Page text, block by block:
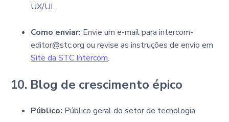
UX/UI.
Como enviar: Envie um e-mail para intercom-
editor@stc.org ou revise as instruções de envio em
Site da STC Intercom.
10. Blog de crescimento épico
Público: Público geral do setor de tecnologia.